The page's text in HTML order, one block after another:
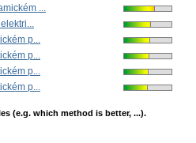
...
p...
p...
p...
p...
(e.g. which method is better, ...).